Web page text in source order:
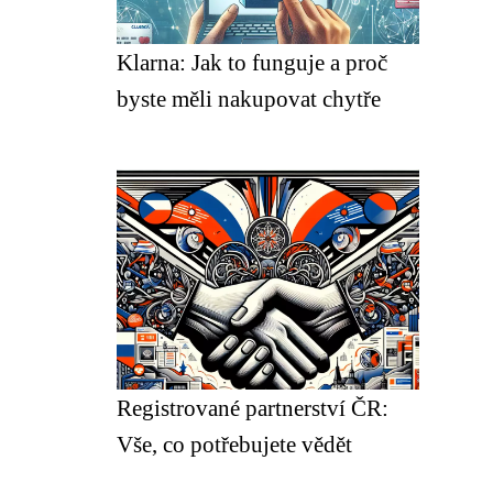
Klarna: Jak to funguje a proč
byste měli nakupovat chytře
Registrované partnerství ČR:
Vše, co potřebujete vědět